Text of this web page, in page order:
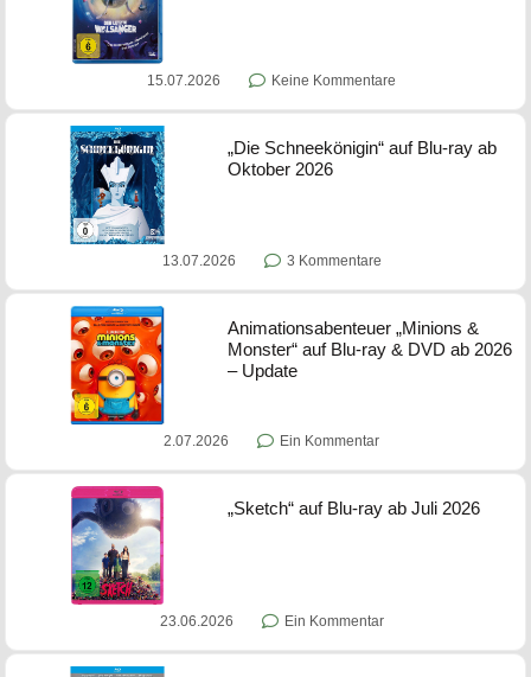
15.07.2026 Keine Kommentare
„Die Schneekönigin“ auf Blu-ray ab
Oktober 2026
13.07.2026 3 Kommentare
Animationsabenteuer „Minions &
Monster“ auf Blu-ray & DVD ab 2026
– Update
2.07.2026 Ein Kommentar
„Sketch“ auf Blu-ray ab Juli 2026
23.06.2026 Ein Kommentar